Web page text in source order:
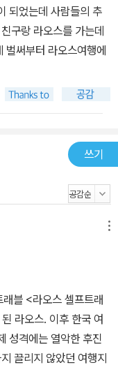
는다. 그만큼 라오스에
가장 대표적인 것은 짚
나들 수 있는 기번 익
기도 한 기번 익스피리
지인들의 생활기반을
레킹이나 카약, 자전거
수 있는 방법뿐만 아니
비티의 천국인 라오스
. 단지 눈만 즐거운 여행
은 이들에게 『라오스
숙소 등을 쉽게 찾을 수
전도까지 만나볼 수 있
여행은 이제 그만! 더
준비의 마지막을 깔끔하
되었는데 사람들의 추
구랑 라오스를 가는데
써부터 라오스여행에
쓰기
블 <라오스 셀프트래
라오스. 이후 한국 여
성격에는 열악한 후진
끌리지 않았던 여행지